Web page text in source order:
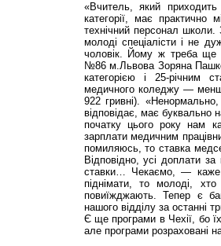
«Вчитель, який
категорії, має
технічний персонал
молоді спеціалісти і не
чоловік. Йому ж треба ще
№86 м.Львова Зоряна
категорією і 25-річним
медичного коледжу —
922 гривні).
відповідає, має буквально
початку цього року нам
зарплати медичним
помиляюсь, то ставка
Відповідно, усі доплати
ставки… Чекаємо, —
піднімати, то молоді,
повиїжджають. Тепер є
нашого відділу за останні
Є ще програми в Чехії, бо
але програми розраховані